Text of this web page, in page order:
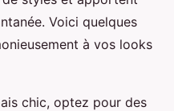
Voici quelques
à vos looks
chic, optez pour des